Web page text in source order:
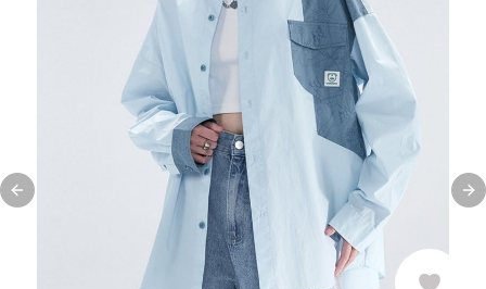
Previous slide